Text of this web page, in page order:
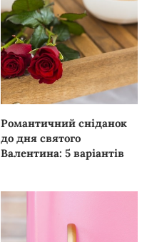
Романтичний сніданок
до дня святого
Валентина: 5 варіантів